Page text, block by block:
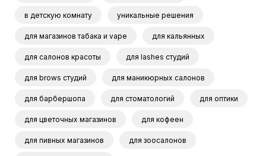
в детскую комнату уникальные решения
для магазинов табака и vape для кальянных
для салонов красоты для lashes студий
для brows студий для маникюрных салонов
для барбершопа для стоматологий для оптики
для цветочных магазинов для кофеен
для пивных магазинов для зоосалонов